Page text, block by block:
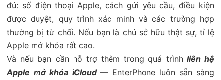
đủ: số điện thoại Apple, cách gửi yêu cầu, điều kiện
được duyệt, quy trình xác minh và các trường hợp
thường bị từ chối. Nếu bạn là chủ sở hữu thật sự, tỉ lệ
Apple mở khóa rất cao.
Và nếu bạn cần hỗ trợ thêm trong quá trình liên hệ
Apple mở khóa iCloud — EnterPhone luôn sẵn sàng